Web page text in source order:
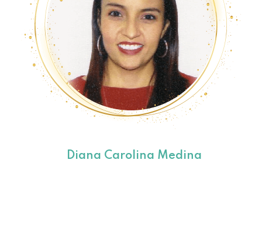
Diana Carolina Medina